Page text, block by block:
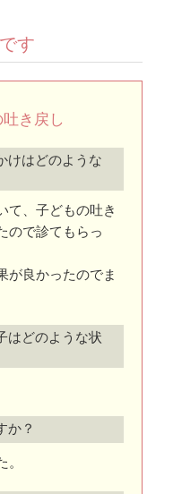
す
き戻し
けはどのような
て、子どもの吐き
ので診てもらっ
が良かったのでま
はどのような状
か？